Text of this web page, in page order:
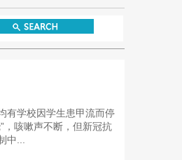
有学校因学生患甲流而停
，咳嗽声不断，但新冠抗
中...